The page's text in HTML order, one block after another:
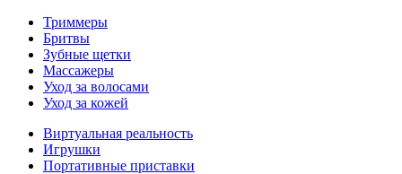
Триммеры
Бритвы
Зубные щетки
Массажеры
Уход за волосами
Уход за кожей
Виртуальная реальность
Игрушки
Портативные приставки